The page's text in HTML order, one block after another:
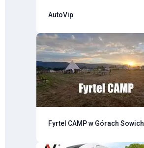
AutoVip
Fyrtel CAMP w Górach Sowich